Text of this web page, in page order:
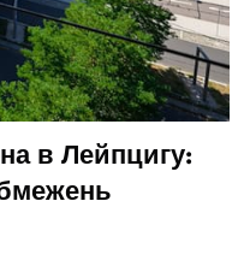
в Лейпцигу: